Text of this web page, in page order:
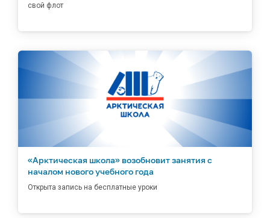
свой флот
«Арктическая школа» возобновит занятия с
началом нового учебного года
Открыта запись на бесплатные уроки